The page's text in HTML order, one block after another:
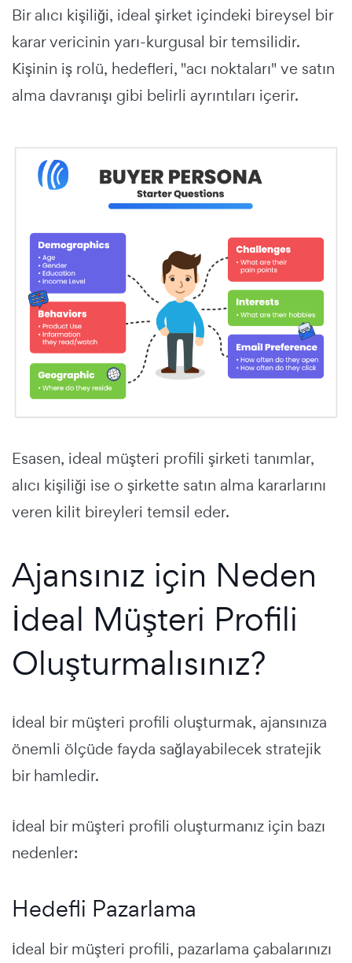
Bir alıcı kişiliği, ideal şirket içindeki bireysel bir
karar vericinin yarı-kurgusal bir temsilidir.
Kişinin iş rolü, hedefleri, "acı noktaları" ve satın
alma davranışı gibi belirli ayrıntıları içerir.
Esasen, ideal müşteri profili şirketi tanımlar,
alıcı kişiliği ise o şirkette satın alma kararlarını
veren kilit bireyleri temsil eder.
Ajansınız için Neden
İdeal Müşteri Profili
Oluşturmalısınız?
İdeal bir müşteri profili oluşturmak, ajansınıza
önemli ölçüde fayda sağlayabilecek stratejik
bir hamledir.
İdeal bir müşteri profili oluşturmanız için bazı
nedenler:
Hedefli Pazarlama
İdeal bir müşteri profili, pazarlama çabalarınızı